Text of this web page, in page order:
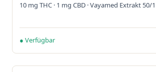
10 mg THC · 1 mg CBD · Vayamed Extrakt 50/
● Verfügbar